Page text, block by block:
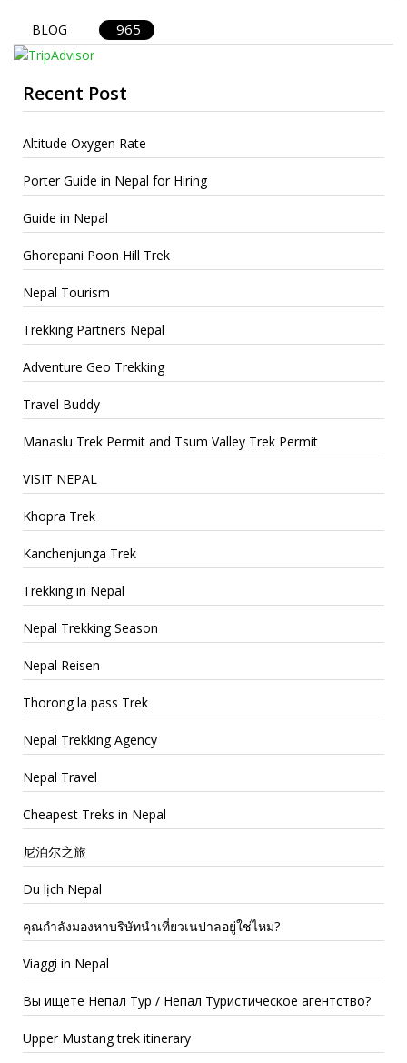
BLOG 965
Recent Post
Altitude Oxygen Rate
Porter Guide in Nepal for Hiring
Guide in Nepal
Ghorepani Poon Hill Trek
Nepal Tourism
Trekking Partners Nepal
Adventure Geo Trekking
Travel Buddy
Manaslu Trek Permit and Tsum Valley Trek Permit
VISIT NEPAL
Khopra Trek
Kanchenjunga Trek
Trekking in Nepal
Nepal Trekking Season
Nepal Reisen
Thorong la pass Trek
Nepal Trekking Agency
Nepal Travel
Cheapest Treks in Nepal
尼泊尔之旅
Du lịch Nepal
คุณกำลังมองหาบริษัทนำเที่ยวเนปาลอยู่ใช่ไหม?
Viaggi in Nepal
Вы ищете Непал Тур / Непал Туристическое агентство?
Upper Mustang trek itinerary